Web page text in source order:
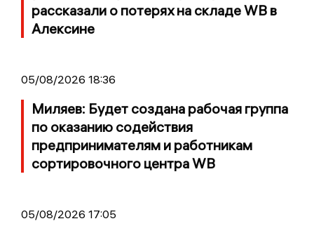
рассказали о потерях на складе WB в
Алексине
05/08/2026 18:36
Миляев: Будет создана рабочая группа
по оказанию содействия
предпринимателям и работникам
сортировочного центра WB
05/08/2026 17:05